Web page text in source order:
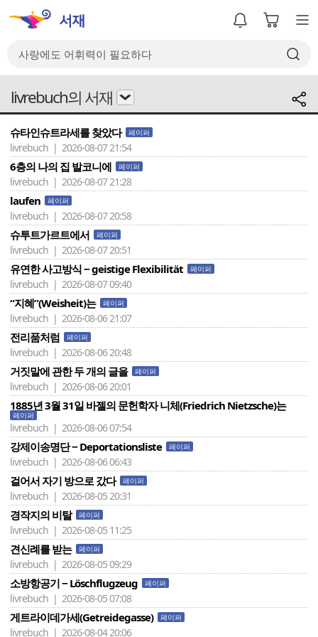
livrebuch의 서재
슈타인슈트라세를 찾았다 페이퍼
livrebuch | 2026-08-07 21:54
6층의 나의 집 발코니에 페이퍼
livrebuch | 2026-08-07 21:28
laufen 페이퍼
livrebuch | 2026-08-07 20:58
슈투트가르트에서 페이퍼
livrebuch | 2026-08-07 20:51
유연한 사고방식 − geistige Flexibilität 페이퍼
livrebuch | 2026-08-07 09:40
“지혜”(Weisheit)는 페이퍼
livrebuch | 2026-08-06 21:07
전리품처럼 페이퍼
livrebuch | 2026-08-06 20:48
거짓말에 관한 두 개의 글을 페이퍼
livrebuch | 2026-08-06 20:01
1885년 3월 31일 바젤의 문헌학자 니체(Friedrich Nietzsche)는
페이퍼
livrebuch | 2026-08-06 07:54
강제이송명단 − Deportationsliste 페이퍼
livrebuch | 2026-08-06 06:43
걸어서 자기 방으로 갔다 페이퍼
livrebuch | 2026-08-05 20:31
경작지의 비탈 페이퍼
livrebuch | 2026-08-05 11:25
견신례를 받는 페이퍼
livrebuch | 2026-08-05 09:29
소방항공기 − Löschflugzeug 페이퍼
livrebuch | 2026-08-05 07:08
게트라이데가세(Getreidegasse) 페이퍼
livrebuch | 2026-08-04 20:06